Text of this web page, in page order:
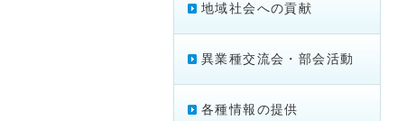
地域社会への貢献
異業種交流会・部会活動
各種情報の提供